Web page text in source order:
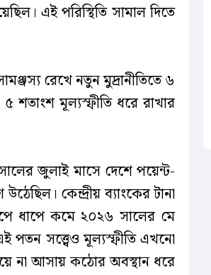
এই পরিস্থিতি সামাল দিতে
রেখে নতুন মুদ্রানীতিতে ৬
শতাংশ মূল্যস্ফীতি ধরে রাখার
জুলাই মাসে দেশে পয়েন্ট-
কেন্দ্রীয় ব্যাংকের টানা
ধাপে কমে ২০২৬ সালের মে
পতন সত্ত্বেও মূল্যস্ফীতি এখনো
না আসায় কঠোর অবস্থান ধরে